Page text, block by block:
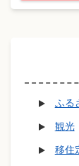
ふる
観光
移住